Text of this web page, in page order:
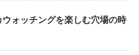
ウォッチングを楽しむ穴場の時